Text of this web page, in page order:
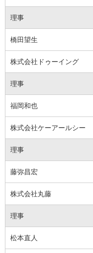
理事
橋田望生
株式会社ドゥーイング
理事
福岡和也
株式会社ケーアールシー
理事
藤弥昌宏
株式会社丸藤
理事
松本直人